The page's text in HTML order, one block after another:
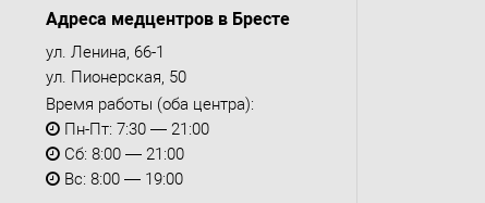
Адреса медцентров в Бресте
ул. Ленина, 66-1
ул. Пионерская, 50
Время работы (оба центра):
Пн-Пт: 7:30 — 21:00
Сб: 8:00 — 21:00
Вс: 8:00 — 19:00